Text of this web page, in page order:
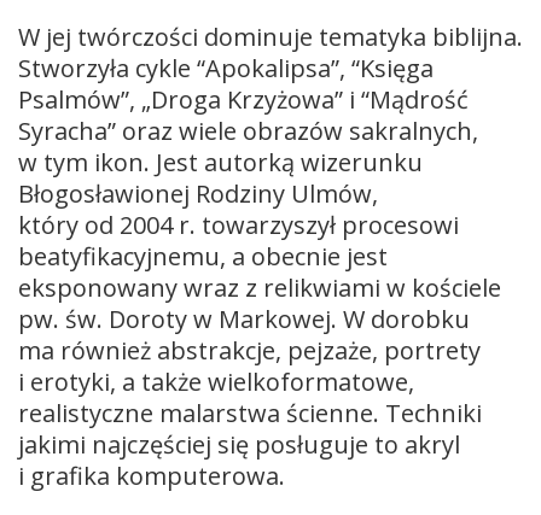
W jej twórczości dominuje tematyka biblijna.
Stworzyła cykle “Apokalipsa”, “Księga
Psalmów”, „Droga Krzyżowa” i “Mądrość
Syracha” oraz wiele obrazów sakralnych,
w tym ikon. Jest autorką wizerunku
Błogosławionej Rodziny Ulmów,
który od 2004 r. towarzyszył procesowi
beatyfikacyjnemu, a obecnie jest
eksponowany wraz z relikwiami w kościele
pw. św. Doroty w Markowej. W dorobku
ma również abstrakcje, pejzaże, portrety
i erotyki, a także wielkoformatowe,
realistyczne malarstwa ścienne. Techniki
jakimi najczęściej się posługuje to akryl
i grafika komputerowa.